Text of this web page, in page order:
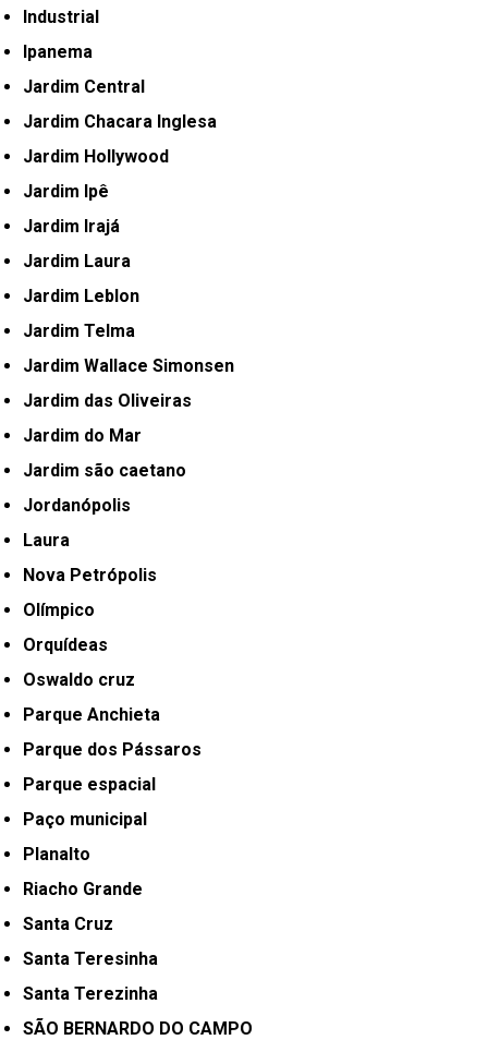
Industrial
Ipanema
Jardim Central
Jardim Chacara Inglesa
Jardim Hollywood
Jardim Ipê
Jardim Irajá
Jardim Laura
Jardim Leblon
Jardim Telma
Jardim Wallace Simonsen
Jardim das Oliveiras
Jardim do Mar
Jardim são caetano
Jordanópolis
Laura
Nova Petrópolis
Olímpico
Orquídeas
Oswaldo cruz
Parque Anchieta
Parque dos Pássaros
Parque espacial
Paço municipal
Planalto
Riacho Grande
Santa Cruz
Santa Teresinha
Santa Terezinha
SÃO BERNARDO DO CAMPO